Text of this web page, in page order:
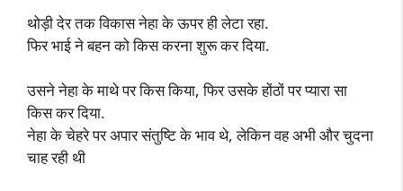
थोड़ी देर तक विकास नेहा के ऊपर ही लेटा रहा.
फिर भाई ने बहन को किस करना शुरू कर दिया.
उसने नेहा के माथे पर किस किया, फिर उसके होंठों पर प्यारा सा
किस कर दिया.
नेहा के चेहरे पर अपार संतुष्टि के भाव थे, लेकिन वह अभी और चुदना
चाह रही थी